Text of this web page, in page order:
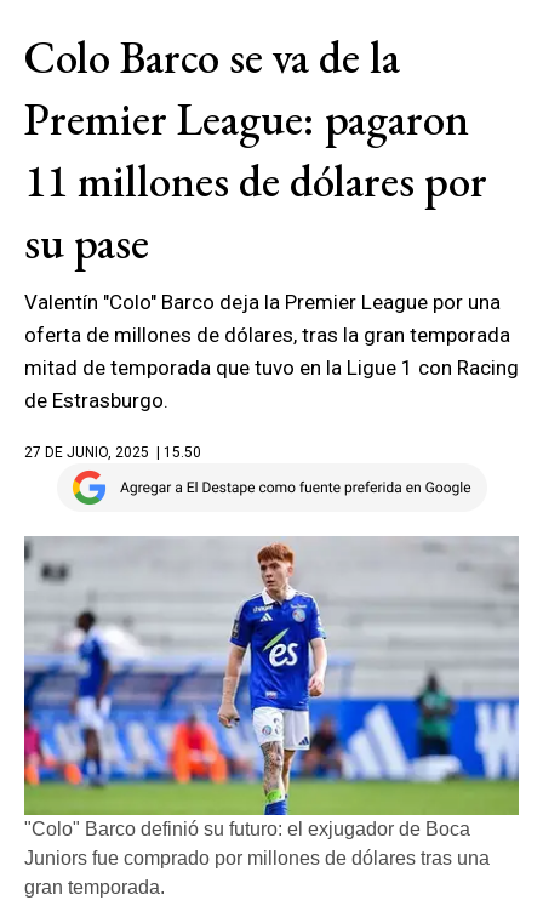
Colo Barco se va de la
Premier League: pagaron
11 millones de dólares por
su pase
Valentín "Colo" Barco deja la Premier League por una
oferta de millones de dólares, tras la gran temporada
mitad de temporada que tuvo en la Ligue 1 con Racing
de Estrasburgo.
27 DE JUNIO, 2025 | 15.50
"Colo" Barco definió su futuro: el exjugador de Boca
Juniors fue comprado por millones de dólares tras una
gran temporada.